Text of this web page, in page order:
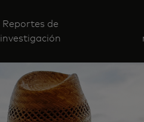
Reportes de
investigación